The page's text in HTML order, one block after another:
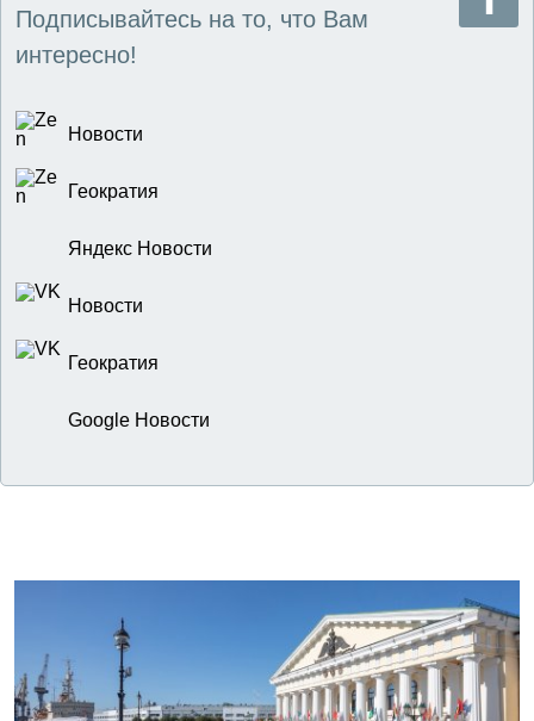
Подписывайтесь на то, что Вам
интересно!
Новости
Геократия
Яндекс Новости
Новости
Геократия
Google Новости